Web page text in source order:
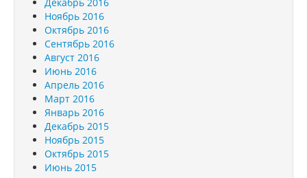
Ноябрь 2016
Октябрь 2016
Сентябрь 2016
Август 2016
Июнь 2016
Апрель 2016
Март 2016
Январь 2016
Декабрь 2015
Ноябрь 2015
Октябрь 2015
Июнь 2015